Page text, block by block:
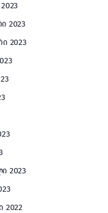
2023
2023
2023
2022